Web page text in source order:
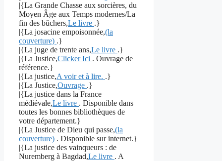
|{La Grande Chasse aux sorcières, du
Moyen Âge aux Temps modernes/La
fin des bûchers,Le livre .}
|{La josacine empoisonnée,(la
couverture) .}
|{La juge de trente ans,Le livre .}
|{La Justice,Clicker Ici . Ouvrage de
référence.}
|{La justice,A voir et à lire. .}
|{La Justice,Ouvrage .}
|{La justice dans la France
médiévale,Le livre . Disponible dans
toutes les bonnes bibliothèques de
votre département.}
|{La Justice de Dieu qui passe,(la
couverture) . Disponible sur internet.}
|{La justice des vainqueurs : de
Nuremberg à Bagdad,Le livre . A